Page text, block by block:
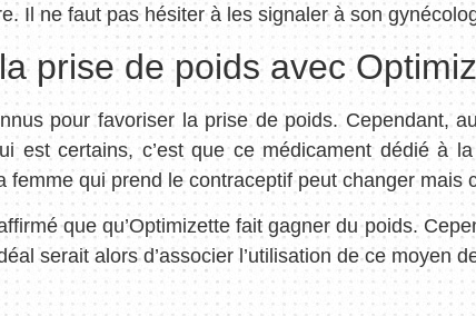
Il ne faut pas hésiter à les signaler à son
prise de poids avec
pour favoriser la prise de poids. Cependant,
est certains, c’est que ce médicament dédié à
femme qui prend le contraceptif peut changer mais
que qu’Optimizette fait gagner du poids.
serait alors d’associer l’utilisation de ce moyen